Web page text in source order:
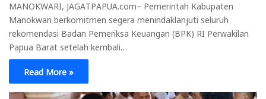
MANOKWARI, JAGATPAPUA.com– Pemerintah Kabupaten
Manokwari berkomitmen segera menindaklanjuti seluruh
rekomendasi Badan Pemeriksa Keuangan (BPK) RI Perwakilan
Papua Barat setelah kembali…
Read More »